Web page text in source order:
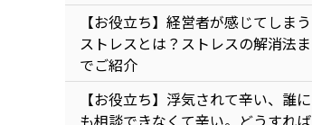
【お役立ち】経営者が感じてしまう
ストレスとは？ストレスの解消法ま
でご紹介
【お役立ち】浮気されて辛い、誰に
も相談できなくて辛い。どうすれば